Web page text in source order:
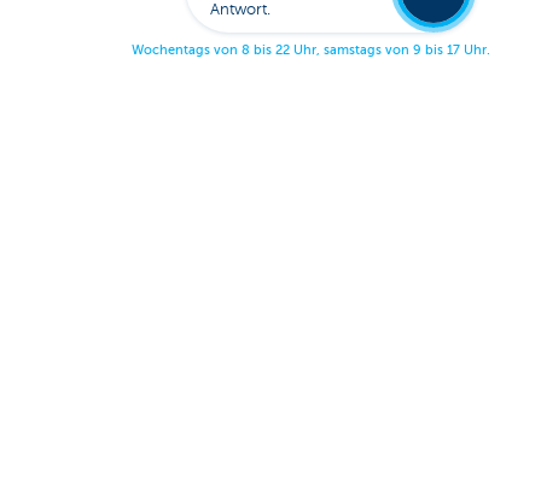
Antwort.
Wochentags von 8 bis 22 Uhr, samstags von 9 bis 17 Uhr.